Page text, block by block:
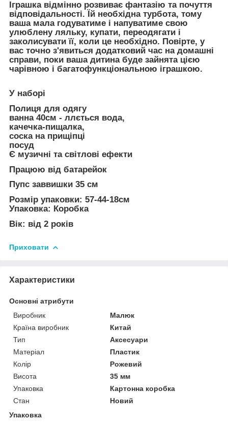
Іграшка відмінно розвиває фантазію та почуття
відповідальності. Їй необхідна турбота, тому
ваша мала годуватиме і напуватиме свою
улюблену ляльку, купати, переодягати і
заколисувати її, коли це необхідно. Повірте, у
вас точно з'явиться додатковий час на домашні
справи, поки ваша дитина буде зайнята цією
чарівною і багатофункціональною іграшкою.
У наборі
Полиця для одягу
ванна 40см - ллється вода,
качечка-пищалка,
соска на прищіпці
посуд
Є музичні та світлові ефекти
Працюю від батарейок
Пупс заввишки 35 см
Розмір упаковки: 57-44-18см
Упаковка: Коробка
Вік: від 2 років
Приховати
Характеристики
Основні атрибути
Виробник
Малюк
Країна виробник
Китай
Тип
Аксесуари
Матеріал
Пластик
Колір
Рожевий
Висота
35 мм
Упаковка
Картонна коробка
Стан
Новий
Упаковка